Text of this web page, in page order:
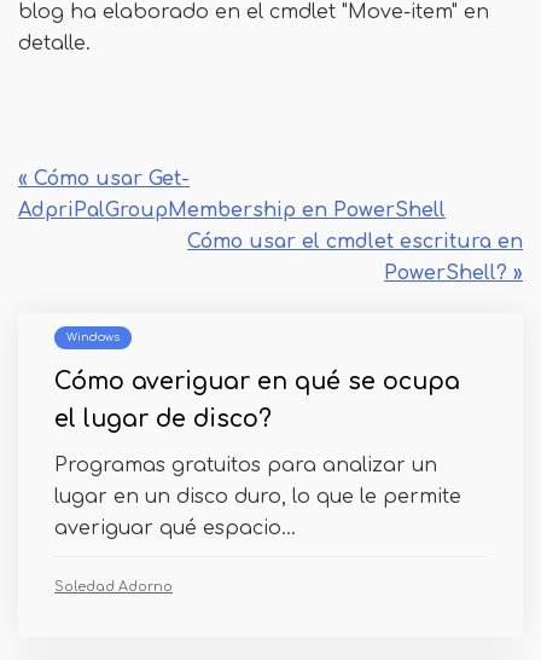
blog ha elaborado en el cmdlet "Move-item" en
detalle.
« Cómo usar Get-
AdpriPalGroupMembership en PowerShell
Cómo usar el cmdlet escritura en
PowerShell? »
Windows
Cómo averiguar en qué se ocupa
el lugar de disco?
Programas gratuitos para analizar un
lugar en un disco duro, lo que le permite
averiguar qué espacio...
Soledad Adorno